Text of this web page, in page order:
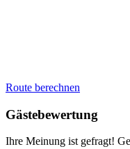
Route berechnen
Gästebewertung
Ihre Meinung ist gefragt!